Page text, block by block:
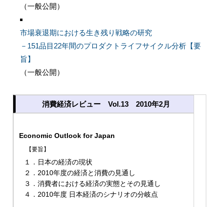
（一般公開）
市場衰退期における生き残り戦略の研究
－151品目22年間のプロダクトライフサイクル分析【要
旨】
（一般公開）
消費経済レビュー Vol.13 2010年2月
Economic Outlook for Japan
【要旨】
１．日本の経済の現状
２．2010年度の経済と消費の見通し
３．消費者における経済の実態とその見通し
４．2010年度 日本経済のシナリオの分岐点